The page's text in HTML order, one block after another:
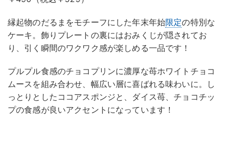
縁起物のだるまをモチーフにした年末年始限定の特別な
ケーキ。飾りプレートの裏にはおみくじが隠されてお
り、引く瞬間のワクワク感が楽しめる一品です！
プルプル食感のチョコプリンに濃厚な苺ホワイトチョコ
ムースを組み合わせ、幅広い層に喜ばれる味わいに。し
っとりとしたココアスポンジと、ダイス苺、チョコチッ
プの食感が良いアクセントになっています！